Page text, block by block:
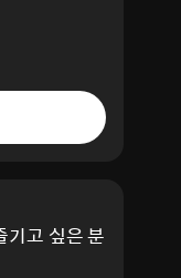
기고 싶은 분